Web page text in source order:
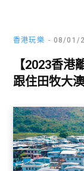
香港玩樂 08/01/
【2023香
跟住田牧大